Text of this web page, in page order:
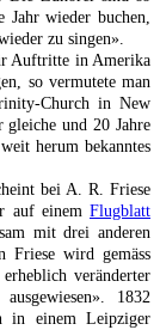
Jahr wieder buchen,
zu singen».
Auftritte in Amerika
so vermutete man
Church in New
und 20 Jahre
herum bekanntes
bei A. R. Friese
auf einem Flugblatt
mit drei anderen
Friese wird gemäss
veränderter
1832
in einem Leipziger